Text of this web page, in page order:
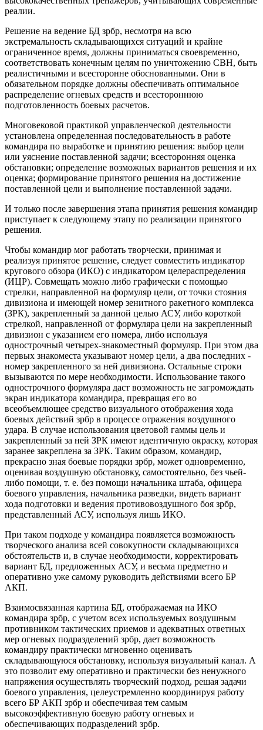
реалии.
Решение на ведение БД зрбр, несмотря на всю
экстремальность складывающихся ситуаций и крайне
ограниченное время, должны приниматься своевременно,
соответствовать конечным целям по уничтожению СВН, быть
реалистичными и всесторонне обоснованными. Они в
обязательном порядке должны обеспечивать оптимальное
распределение огневых средств и всестороннюю
подготовленность боевых расчетов.
Многовековой практикой управленческой деятельности
установлена определенная последовательность в работе
командира по выработке и принятию решения: выбор цели
или уяснение поставленной задачи; всесторонняя оценка
обстановки; определение возможных вариантов решения и их
оценка; формирование принятого решения на достижение
поставленной цели и выполнение поставленной задачи.
И только после завершения этапа принятия решения командир
приступает к следующему этапу по реализации принятого
решения.
Чтобы командир мог работать творчески, принимая и
реализуя принятое решение, следует совместить индикатор
кругового обзора (ИКО) с индикатором целераспределения
(ИЦР). Совмещать можно либо графически с помощью
стрелки, направленной на формуляр цели, от точки стояния
дивизиона и имеющей номер зенитного ракетного комплекса
(ЗРК), закрепленный за данной целью АСУ, либо короткой
стрелкой, направленной от формуляра цели на закрепленный
дивизион с указанием его номера, либо используя
однострочный четырех-знакоместный формуляр. При этом два
первых знакоместа указывают номер цели, а два последних -
номер закрепленного за ней дивизиона. Остальные строки
вызываются по мере необходимости. Использование такого
однострочного формуляра даст возможность не загромождать
экран индикатора командира, превращая его во
всеобъемлющее средство визуального отображения хода
боевых действий зрбр в процессе отражения воздушного
удара. В случае использования цветовой гаммы цель и
закрепленный за ней ЗРК имеют идентичную окраску, которая
заранее закреплена за ЗРК. Таким образом, командир,
прекрасно зная боевые порядки зрбр, может одновременно,
оценивая воздушную обстановку, самостоятельно, без чьей-
либо помощи, т. е. без помощи начальника штаба, офицера
боевого управления, начальника разведки, видеть вариант
хода подготовки и ведения противовоздушного боя зрбр,
представленный АСУ, используя лишь ИКО.
При таком подходе у командира появляется возможность
творческого анализа всей совокупности складывающихся
обстоятельств и, в случае необходимости, корректировать
вариант БД, предложенных АСУ, и весьма предметно и
оперативно уже самому руководить действиями всего БР
АКП.
Взаимосвязанная картина БД, отображаемая на ИКО
командира зрбр, с учетом всех используемых воздушным
противником тактических приемов и адекватных ответных
мер огневых подразделений зрбр, дает возможность
командиру практически мгновенно оценивать
складывающуюся обстановку, используя визуальный канал. А
это позволит ему оперативно и практически без ненужного
напряжения осуществлять творческий подход, решая задачи
боевого управления, целеустремленно координируя работу
всего БР АКП зрбр и обеспечивая тем самым
высокоэффективную боевую работу огневых и
обеспечивающих подразделений зрбр.